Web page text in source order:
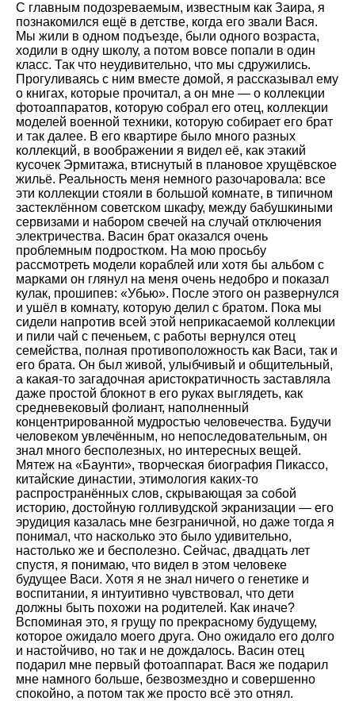
С главным подозреваемым, известным как Заира, я
познакомился ещё в детстве, когда его звали Вася.
Мы жили в одном подъезде, были одного возраста,
ходили в одну школу, а потом вовсе попали в один
класс. Так что неудивительно, что мы сдружились.
Прогуливаясь с ним вместе домой, я рассказывал ему
о книгах, которые прочитал, а он мне — о коллекции
фотоаппаратов, которую собрал его отец, коллекции
моделей военной техники, которую собирает его брат
и так далее. В его квартире было много разных
коллекций, в воображении я видел её, как этакий
кусочек Эрмитажа, втиснутый в плановое хрущёвское
жильё. Реальность меня немного разочаровала: все
эти коллекции стояли в большой комнате, в типичном
застеклённом советском шкафу, между бабушкиными
сервизами и набором свечей на случай отключения
электричества. Васин брат оказался очень
проблемным подростком. На мою просьбу
рассмотреть модели кораблей или хотя бы альбом с
марками он глянул на меня очень недобро и показал
кулак, прошипев: «Убью». После этого он развернулся
и ушёл в комнату, которую делил с братом. Пока мы
сидели напротив всей этой неприкасаемой коллекции
и пили чай с печеньем, с работы вернулся отец
семейства, полная противоположность как Васи, так и
его брата. Он был живой, улыбчивый и общительный,
а какая-то загадочная аристократичность заставляла
даже простой блокнот в его руках выглядеть, как
средневековый фолиант, наполненный
концентрированной мудростью человечества. Будучи
человеком увлечённым, но непоследовательным, он
знал много бесполезных, но интересных вещей.
Мятеж на «Баунти», творческая биография Пикассо,
китайские династии, этимология каких-то
распространённых слов, скрывающая за собой
историю, достойную голливудской экранизации — его
эрудиция казалась мне безграничной, но даже тогда я
понимал, что насколько это было удивительно,
настолько же и бесполезно. Сейчас, двадцать лет
спустя, я понимаю, что видел в этом человеке
будущее Васи. Хотя я не знал ничего о генетике и
воспитании, я интуитивно чувствовал, что дети
должны быть похожи на родителей. Как иначе?
Вспоминая это, я грущу по прекрасному будущему,
которое ожидало моего друга. Оно ожидало его долго
и настойчиво, но так и не дождалось. Васин отец
подарил мне первый фотоаппарат. Вася же подарил
мне намного больше, безвозмездно и совершенно
спокойно, а потом так же просто всё это отнял.